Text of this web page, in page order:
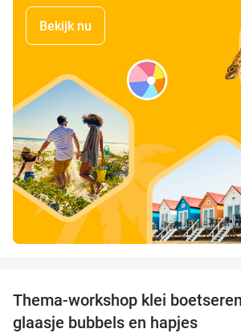
Bekijk nu
Thema-workshop klei
glaasje bubbels en hapjes